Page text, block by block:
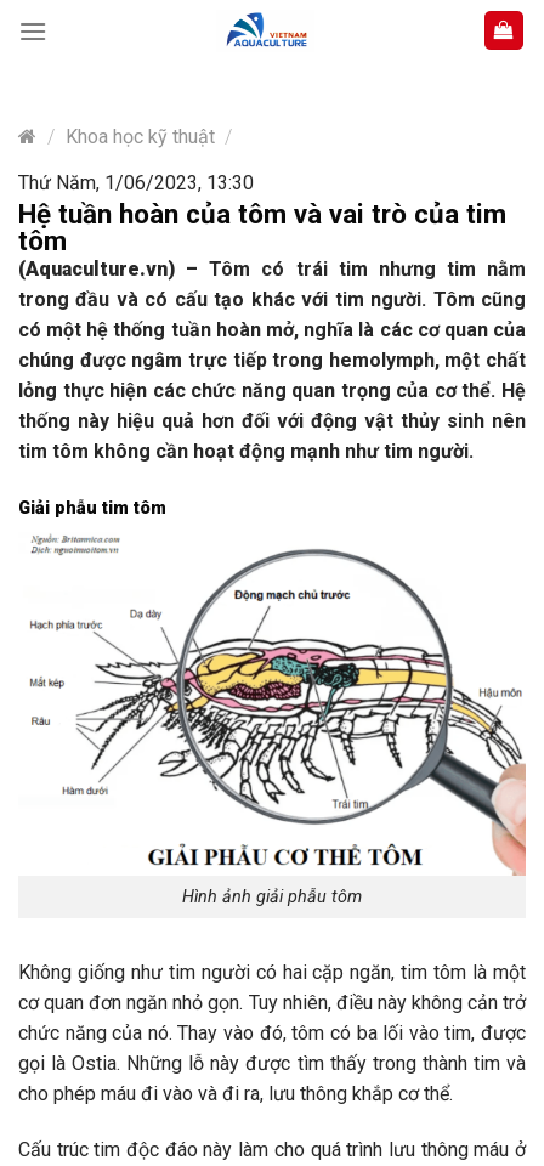
content
/ Khoa học kỹ thuật /
Thứ Năm, 1/06/2023, 13:30
Hệ tuần hoàn của tôm và vai trò của tim
tôm
(Aquaculture.vn) –Tôm có trái tim nhưng tim nằm
trong đầu và có cấu tạo khác với tim người. Tôm cũng
có một hệ thống tuần hoàn mở, nghĩa là các cơ quan của
chúng được ngâm trực tiếp trong hemolymph, một chất
lỏng thực hiện các chức năng quan trọng của cơ thể. Hệ
thống này hiệu quả hơn đối với động vật thủy sinh nên
tim tôm không cần hoạt động mạnh như tim người.
Giải phẫu tim tôm
Hình ảnh giải phẫu tôm
Không giống như tim người có hai cặp ngăn, tim tôm là một
cơ quan đơn ngăn nhỏ gọn. Tuy nhiên, điều này không cản trở
chức năng của nó. Thay vào đó, tôm có ba lối vào tim, được
gọi là Ostia. Những lỗ này được tìm thấy trong thành tim và
cho phép máu đi vào và đi ra, lưu thông khắp cơ thể.
Cấu trúc tim độc đáo này làm cho quá trình lưu thông máu ở